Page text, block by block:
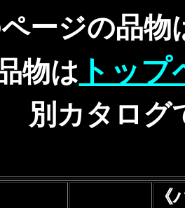
ージの品物
物は トッ
別カタログ